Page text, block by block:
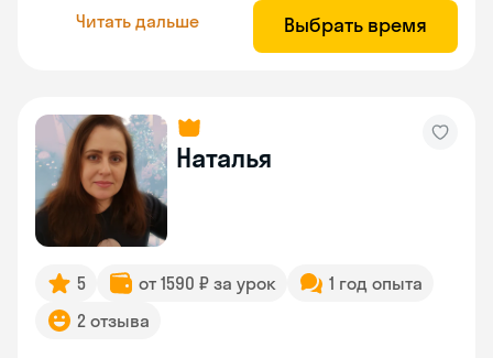
Читать дальше Выбрать время
Наталья
5 от 1590 ₽ за урок
1 год опыта
2 отзыва